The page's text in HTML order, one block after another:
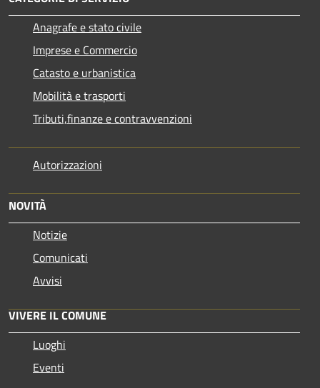
Anagrafe e stato civile
Imprese e Commercio
Catasto e urbanistica
Mobilità e trasporti
Tributi,finanze e contravvenzioni
Autorizzazioni
NOVITÀ
Notizie
Comunicati
Avvisi
VIVERE IL COMUNE
Luoghi
Eventi